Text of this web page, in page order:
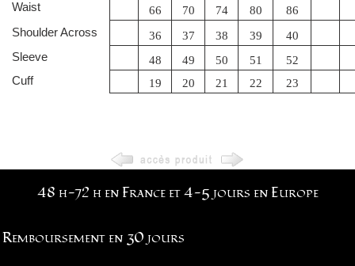
Waist
66 70 74 80
86
Shoulder Across
36 37 38 39
40
Sleeve
48 49 50 51
52
Cuff
19 20 21 22 23
48 h-72 h en France et 4-5 jours en Europe
Remboursement en 30 jours